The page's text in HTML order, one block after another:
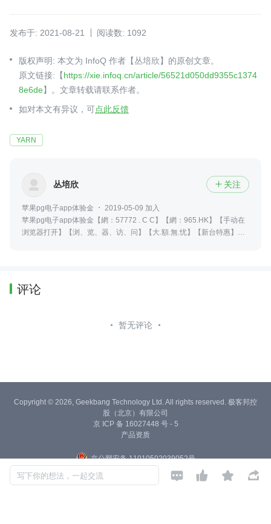
发布于: 2021-08-21 阅读数: 1092
版权声明: 本文为 InfoQ 作者【丛培欣】的原创文章。
原文链接:【https://xie.infoq.cn/article/56521d050dd9355c1374
8e6de】。文章转载请联系作者。
如对本文有异议，可点此反馈
YARN
丛培欣  关注
苹果pg电子app体验金
2019-05-09 加入
苹果pg电子app体验金【網：57772 . C C】【網：965.HK】【手动在
浏览器打开】【浏、览、器、访、问】【大.額.無.忧】【新台特惠】
评论
暂无评论
写下你的想法，一起交流    
Copyright © 2026, Geekbang Technology Ltd. All rights reserved. 极客邦控
股（北京）有限公司
京 ICP 备 16027448 号 - 5
产品资质
京公网安备 11010502039052号